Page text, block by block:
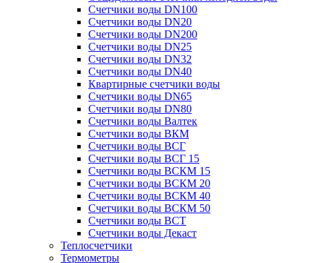
Счетчики воды DN100
Счетчики воды DN20
Счетчики воды DN200
Счетчики воды DN25
Счетчики воды DN32
Счетчики воды DN40
Квартирные счетчики воды
Счетчики воды DN65
Счетчики воды DN80
Счетчики воды Валтек
Счетчики воды ВКМ
Счетчики воды ВСГ
Счетчики воды ВСГ 15
Счетчики воды ВСКМ 15
Счетчики воды ВСКМ 20
Счетчики воды ВСКМ 40
Счетчики воды ВСКМ 50
Счетчики воды ВСТ
Счетчики воды Декаст
Теплосчетчики
Термометры